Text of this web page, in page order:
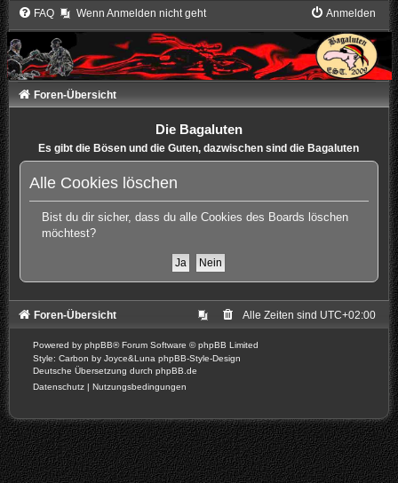
FAQ Wenn Anmelden nicht geht Anmelden
Foren-Übersicht
Die Bagaluten
Es gibt die Bösen und die Guten, dazwischen sind die Bagaluten
Alle Cookies löschen
Bist du dir sicher, dass du alle Cookies des Boards löschen
möchtest?
Foren-Übersicht Alle Zeiten sind UTC+02:00
Powered by phpBB® Forum Software © phpBB Limited
Style: Carbon by Joyce&Luna phpBB-Style-Design
Deutsche Übersetzung durch phpBB.de
Datenschutz | Nutzungsbedingungen